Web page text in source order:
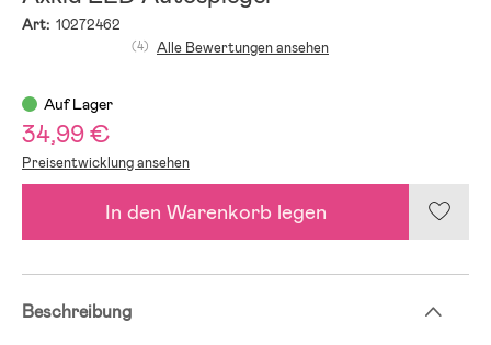
Art: 10272462
(4) Alle Bewertungen ansehen
Auf Lager
34,99 €
Preisentwicklung ansehen
In den Warenkorb legen
Beschreibung